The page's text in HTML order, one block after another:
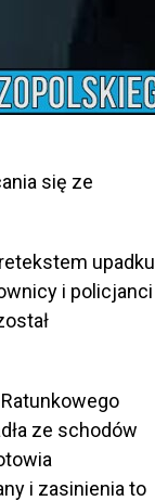
się ze
upadku
i policjanci
ze schodów
i zasinienia to